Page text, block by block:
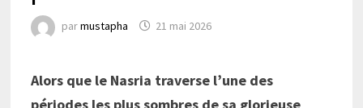
parmustapha 21 mai 2026
Alors que le Nasria traverse l’une des
périodes les plus sombres de sa glorieuse